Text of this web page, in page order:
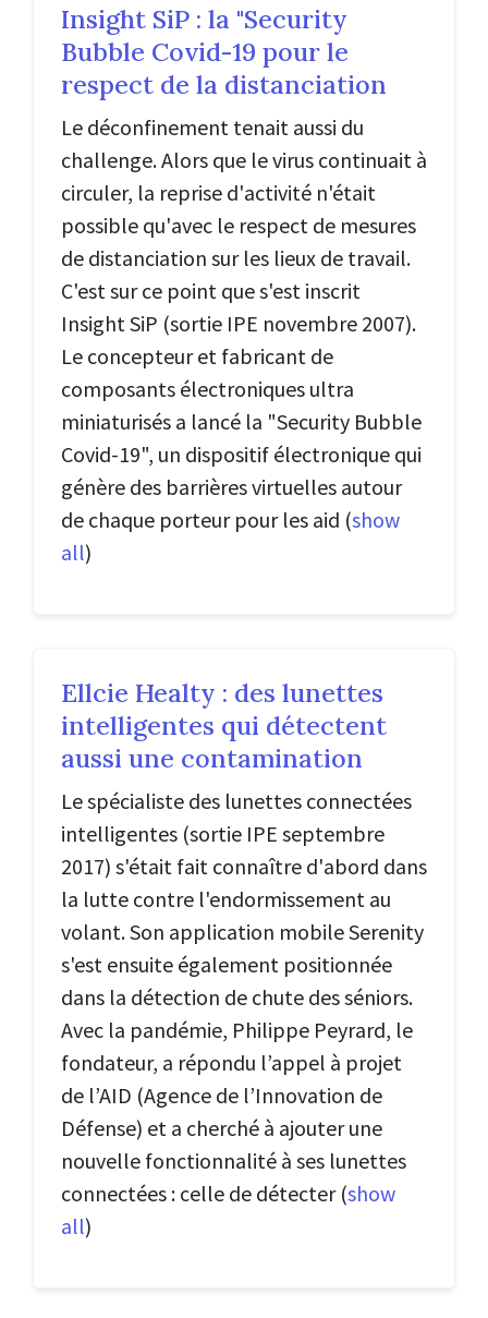
Insight SiP : la "Security
Bubble Covid-19 pour le
respect de la distanciation
Le déconfinement tenait aussi du
challenge. Alors que le virus continuait à
circuler, la reprise d'activité n'était
possible qu'avec le respect de mesures
de distanciation sur les lieux de travail.
C'est sur ce point que s'est inscrit
Insight SiP (sortie IPE novembre 2007).
Le concepteur et fabricant de
composants électroniques ultra
miniaturisés a lancé la "Security Bubble
Covid-19", un dispositif électronique qui
génère des barrières virtuelles autour
de chaque porteur pour les aid (show
all)
Ellcie Healty : des lunettes
intelligentes qui détectent
aussi une contamination
Le spécialiste des lunettes connectées
intelligentes (sortie IPE septembre
2017) s'était fait connaître d'abord dans
la lutte contre l'endormissement au
volant. Son application mobile Serenity
s'est ensuite également positionnée
dans la détection de chute des séniors.
Avec la pandémie, Philippe Peyrard, le
fondateur, a répondu l’appel à projet
de l’AID (Agence de l’Innovation de
Défense) et a cherché à ajouter une
nouvelle fonctionnalité à ses lunettes
connectées : celle de détecter (show
all)